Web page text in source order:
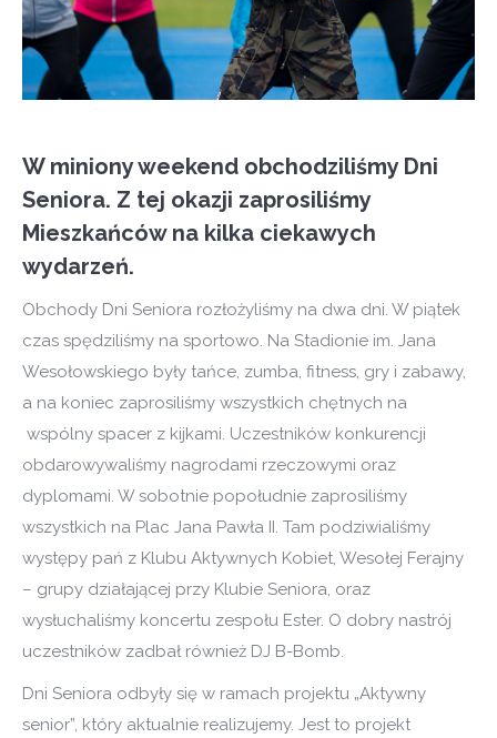
W miniony weekend obchodziliśmy Dni
Seniora. Z tej okazji zaprosiliśmy
Mieszkańców na kilka ciekawych
wydarzeń.
Obchody Dni Seniora rozłożyliśmy na dwa dni. W piątek
czas spędziliśmy na sportowo. Na Stadionie im. Jana
Wesołowskiego były tańce, zumba, fitness, gry i zabawy,
a na koniec zaprosiliśmy wszystkich chętnych na
wspólny spacer z kijkami. Uczestników konkurencji
obdarowywaliśmy nagrodami rzeczowymi oraz
dyplomami. W sobotnie popołudnie zaprosiliśmy
wszystkich na Plac Jana Pawła II. Tam podziwialiśmy
występy pań z Klubu Aktywnych Kobiet, Wesołej Ferajny
– grupy działającej przy Klubie Seniora, oraz
wysłuchaliśmy koncertu zespołu Ester. O dobry nastrój
uczestników zadbał również DJ B-Bomb.
Dni Seniora odbyły się w ramach projektu „Aktywny
senior”, który aktualnie realizujemy. Jest to projekt